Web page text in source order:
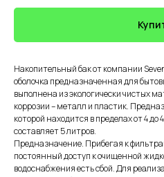
Накопительный бак от компании
оболочка предназначенная для
выполнена из экологически чистых
коррозии – металл и пластик.
которой находится в пределах от 4
составляет 5 литров.
Предназначение. Прибегая к
постоянный доступ к очищенной
водоснабжения есть сбой. Для